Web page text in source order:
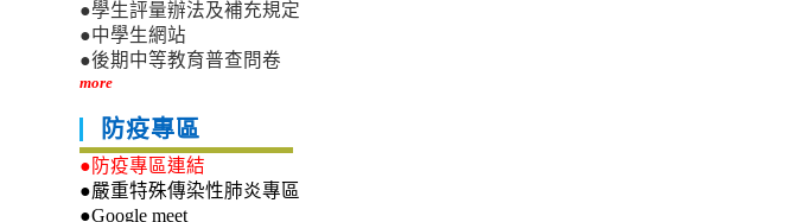
●學生評量辦法及補充規定
●中學生網站
●後期中等教育普查問卷
more
防疫專區
●防疫專區連結
●嚴重特殊傳染性肺炎專區
●Google meet